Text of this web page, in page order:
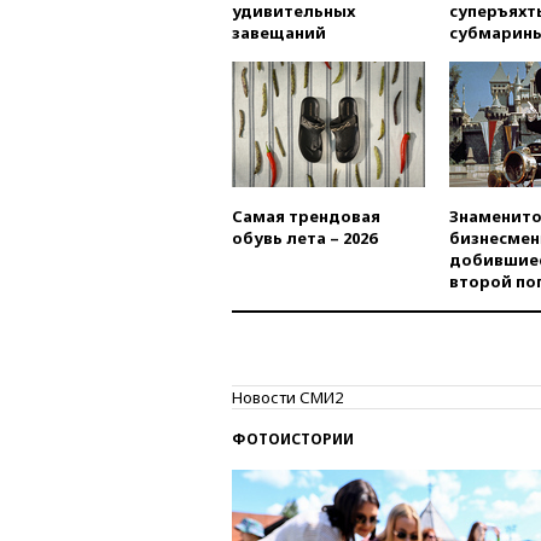
удивительных
завещаний
Самая трендовая
обувь лета – 2026
второй
Новости СМИ2
ФОТОИСТОРИИ